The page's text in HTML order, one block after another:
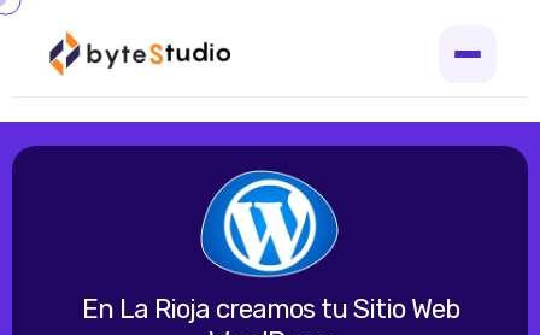
En La Rioja creamos tu Sitio Web